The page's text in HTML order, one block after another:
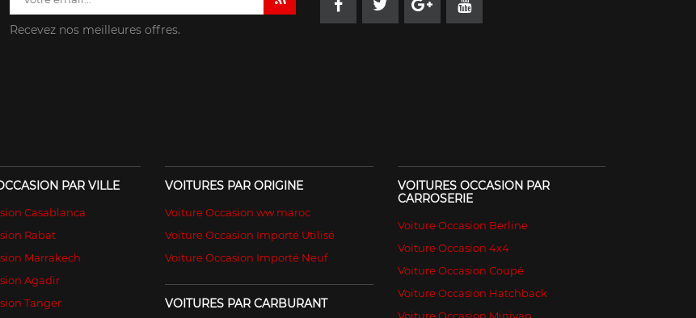
Recevez nos meilleures offres.
PAR VILLE
Casablanca
Rabat
Marrakech
Agadir
Tanger
VOITURES PAR ORIGINE
Voiture Occasion ww maroc
Voiture Occasion Importé Utilisé
Voiture Occasion Importé Neuf
VOITURES PAR CARBURANT
VOITURES OCCASION PAR
CARROSERIE
Voiture Occasion Berline
Voiture Occasion 4x4
Voiture Occasion Coupé
Voiture Occasion Hatchback
Voiture Occasion Minivan